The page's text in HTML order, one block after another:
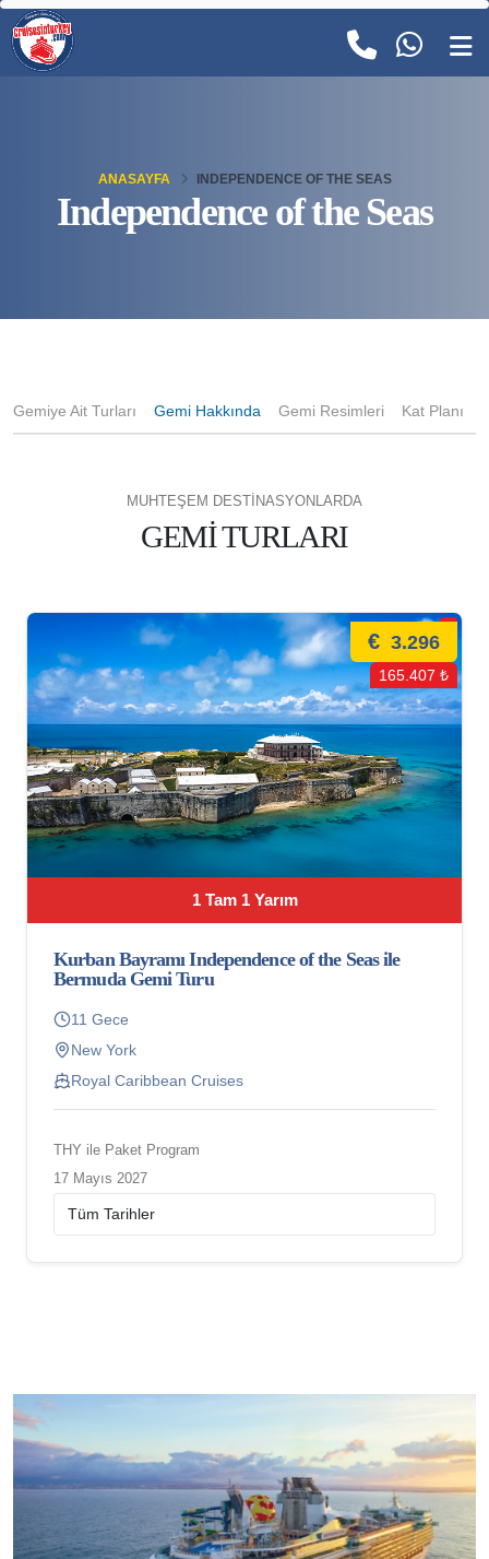
Independence of the Seas
ANASAYFA INDEPENDENCE OF THE SEAS
Gemiye Ait Turları Gemi Hakkında Gemi Resimleri Kat Planı
MUHTEŞEM DESTİNASYONLARDA
GEMİ TURLARI
1 Tam 1 Yarım
€ 3.296
165.407 ₺
Kurban Bayramı Independence of the Seas ile
Bermuda Gemi Turu
11 Gece
New York
Royal Caribbean Cruises
THY ile Paket Program
17 Mayıs 2027